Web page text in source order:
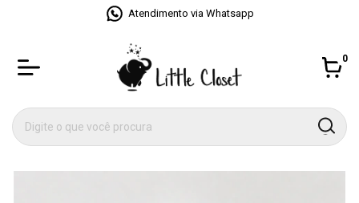
Atendimento via Whatsapp
0